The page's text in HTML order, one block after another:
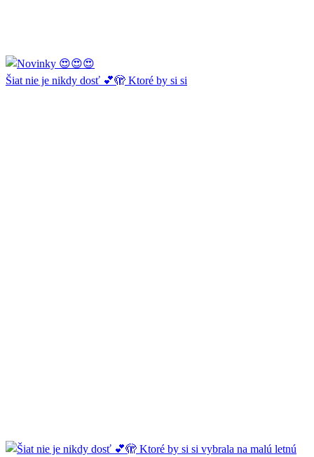
Šiat nie je nikdy dosť 💕🫣 Ktoré by si si